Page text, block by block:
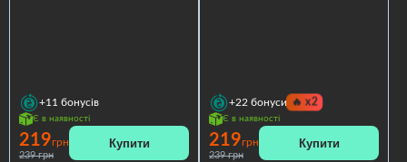
+11 бонусів
Є в наявності
219грн
239 грн
Купити
+22 бонуси 🔥x2
Є в наявності
219грн
239 грн
Купити